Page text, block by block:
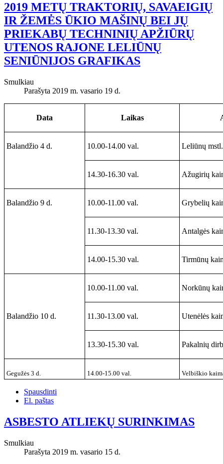
2019 METŲ TRAKTORIŲ, SAVAEIGIŲ
IR ŽEMĖS ŪKIO MAŠINŲ BEI JŲ
PRIEKABŲ TECHNINIŲ APŽIŪRŲ
UTENOS RAJONE LELIŪNŲ
SENIŪNIJOS GRAFIKAS
Smulkiau
Parašyta 2019 m. vasario 19 d.
Data Laikas
Balandžio 4 d. 10.00-14.00 val. Leliūnų
14.30-16.30 val. Ažugirių
Balandžio 9 d. 10.00-11.00 val. Grybelių
11.30-13.30 val. Antalgės
14.00-15.30 val. Tirmūnų
Balandžio 10 d.
10.00-11.00 val. Norkūnų
11.30-13.00 val. Utenėlės
13.30-15.30 val. Pakalnių
Gegužės 3 d. 14.00-15.00 val. Velbiškio
Spausdinti
El. paštas
ASBESTO ATLIEKŲ SURINKIMAS
Smulkiau
Parašyta 2019 m. vasario 15 d.